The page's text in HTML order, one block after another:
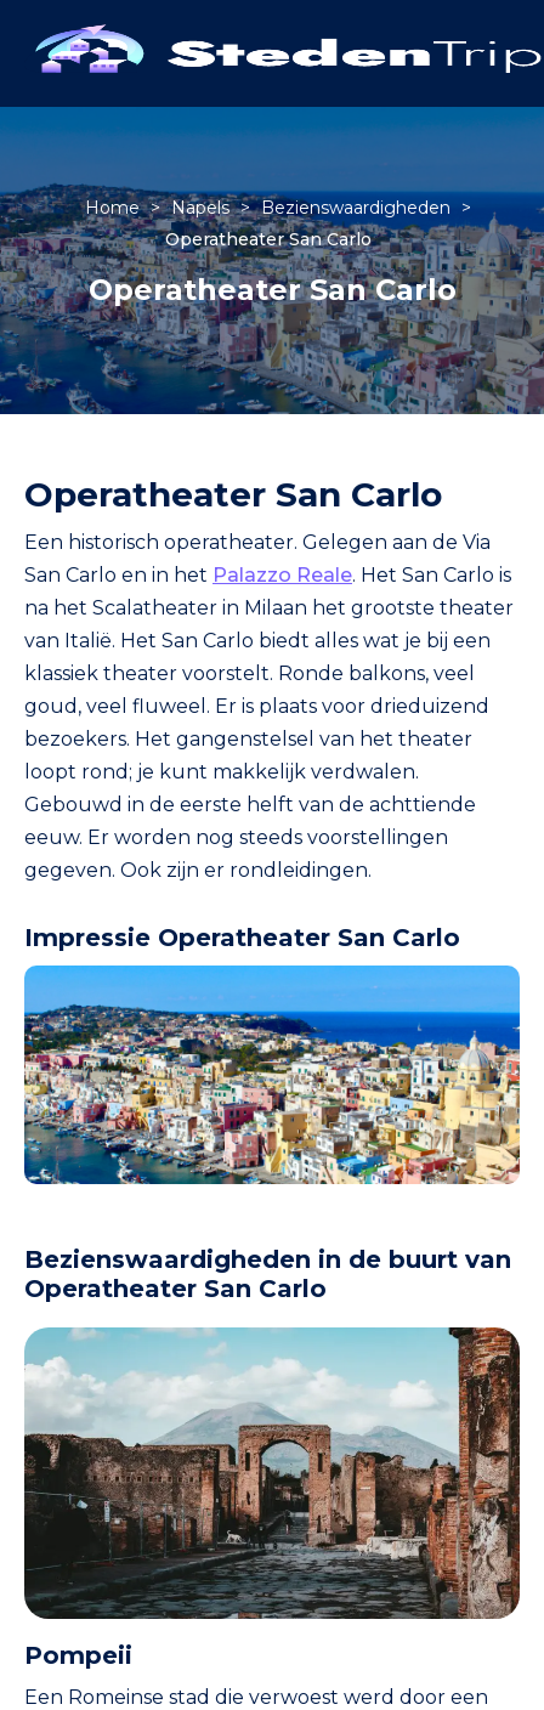
Home > Napels > Bezienswaardigheden
>
Operatheater San Carlo
Operatheater San Carlo
Operatheater San Carlo
Een historisch operatheater. Gelegen aan de Via
San Carlo en in het Palazzo Reale. Het San Carlo is
na het Scalatheater in Milaan het grootste theater
van Italië. Het San Carlo biedt alles wat je bij een
klassiek theater voorstelt. Ronde balkons, veel
goud, veel fluweel. Er is plaats voor drieduizend
bezoekers. Het gangenstelsel van het theater
loopt rond; je kunt makkelijk verdwalen.
Gebouwd in de eerste helft van de achttiende
eeuw. Er worden nog steeds voorstellingen
gegeven. Ook zijn er rondleidingen.
Impressie Operatheater San Carlo
Bezienswaardigheden in de buurt van
Operatheater San Carlo
Pompeii
Een Romeinse stad die verwoest werd door een